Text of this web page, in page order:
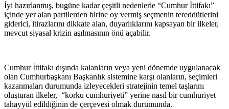
İyi hazırlanmış, bugüne kadar çeşitli nedenlerle “Cumhur İttifakı”
içinde yer alan partilerden birine oy vermiş seçmenin tereddütlerini
giderici, itirazlarını dikkate alan, duyarlıklarını kapsayan bir ilkeler,
mevcut siyasal krizin aşılmasının önü açabilir.
Cumhur İttifakı dışında kalanların veya yeni dönemde uygulanacak
olan Cumhurbaşkanı Başkanlık sistemine karşı olanların, seçimleri
kazanmaları durumunda izleyecekleri stratejinin temel taşlarını
oluşturan ilkeler, “korku cumhuriyeti” yerine nasıl bir cumhuriyet
tahayyül edildiğinin de çerçevesi olmak durumunda.